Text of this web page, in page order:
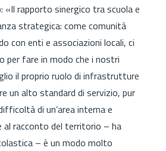
«Il rapporto sinergico tra scuola e
strategica: come comunità
con enti e associazioni locali, ci
per fare in modo che i nostri
il proprio ruolo di infrastrutture
un alto standard di servizio, pur
di un’area interna e
al racconto del territorio – ha
– è un modo molto